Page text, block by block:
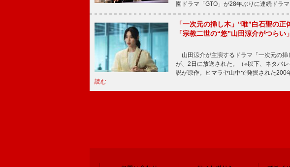
園ドラマ「GTO」が28年ぶりに連続ドラ
「一次元の挿し木」“唯”白石聖の
「宗教二世の“悠”山田涼介がつらい」
山田涼介が主演するドラマ「一次元の
が、2日に放送された。（※以下、ネタバ
説が原作。ヒマラヤ山中で発掘された
読む